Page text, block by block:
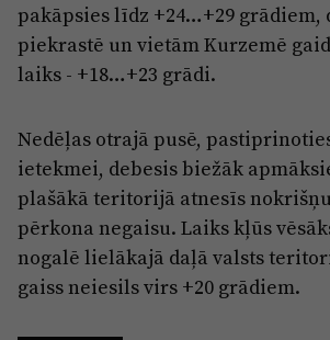
pakāpsies līdz +24…+29 grādiem,
piekrastē un vietām Kurzemē
laiks - +18…+23 grādi.
Nedēļas otrajā pusē,
ietekmei, debesis biežāk
plašākā teritorijā atnesīs
pērkona negaisu. Laiks kļūs
nogalē lielākajā daļā valsts
gaiss neiesils virs +20 grādiem.